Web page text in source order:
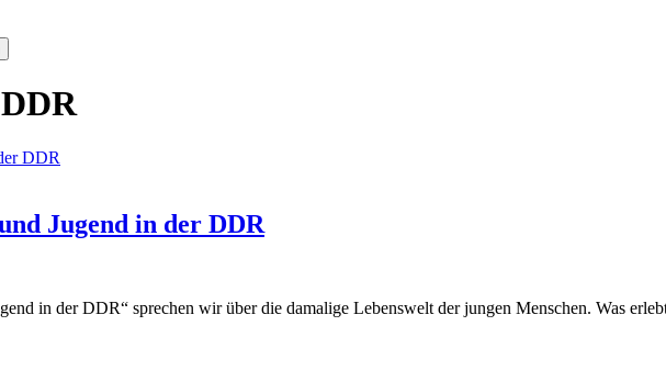
Jugend in der DDR
in der DDR“ sprechen wir über die damalige Lebenswelt der jungen Menschen. Was